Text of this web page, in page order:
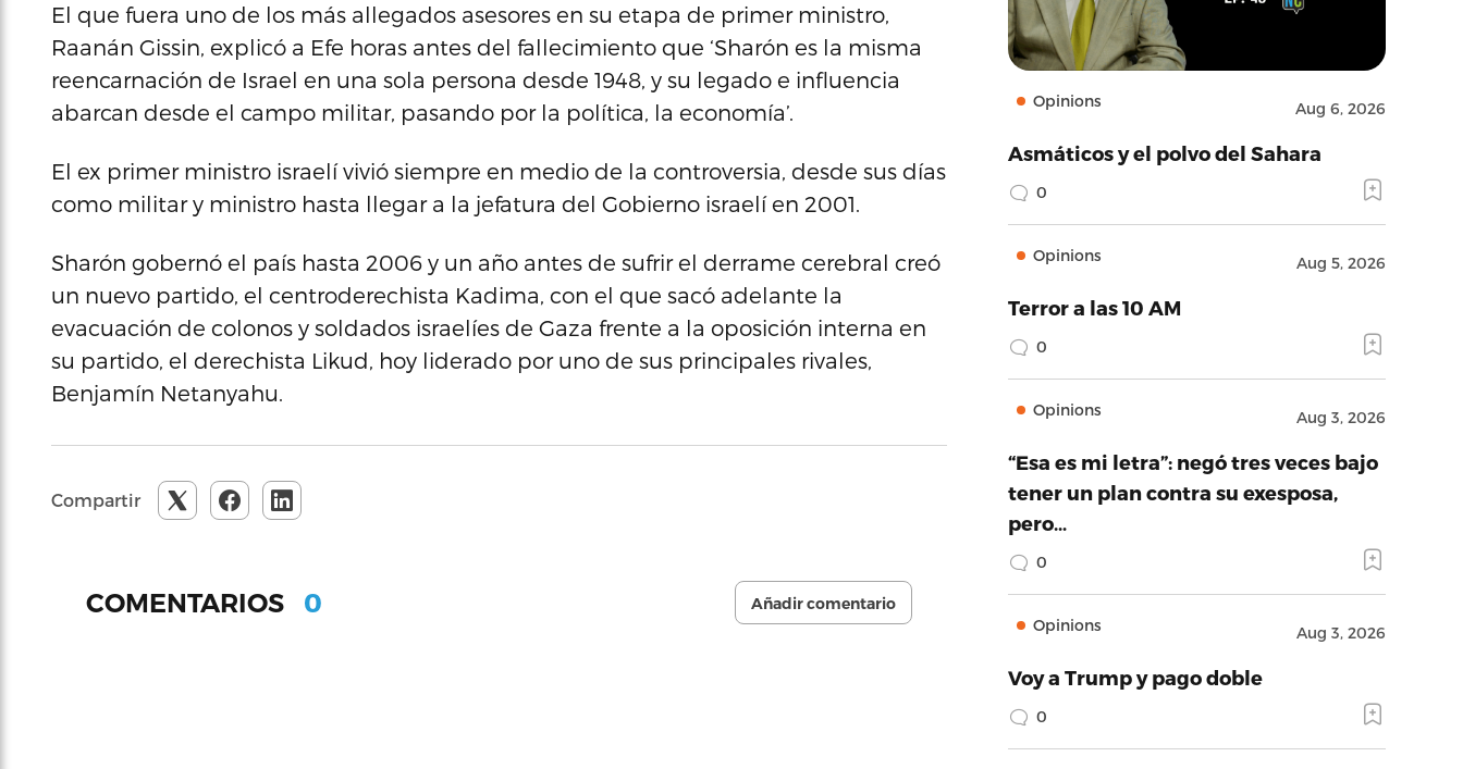
El que fuera uno de los más allegados asesores en su etapa de primer ministro,
Raanán Gissin, explicó a Efe horas antes del fallecimiento que ‘Sharón es la misma
reencarnación de Israel en una sola persona desde 1948, y su legado e influencia
abarcan desde el campo militar, pasando por la política, la economía’.
El ex primer ministro israelí vivió siempre en medio de la controversia, desde sus días
como militar y ministro hasta llegar a la jefatura del Gobierno israelí en 2001.
Sharón gobernó el país hasta 2006 y un año antes de sufrir el derrame cerebral creó
un nuevo partido, el centroderechista Kadima, con el que sacó adelante la
evacuación de colonos y soldados israelíes de Gaza frente a la oposición interna en
su partido, el derechista Likud, hoy liderado por uno de sus principales rivales,
Benjamín Netanyahu.
Compartir
COMENTARIOS 0 Añadir comentario
Opinions Aug 6, 2026
Asmáticos y el polvo del Sahara
0
Opinions Aug 5, 2026
Terror a las 10 AM
0
Opinions Aug 3, 2026
“Esa es mi letra”: negó tres veces bajo
tener un plan contra su exesposa,
pero…
0
Opinions Aug 3, 2026
Voy a Trump y pago doble
0